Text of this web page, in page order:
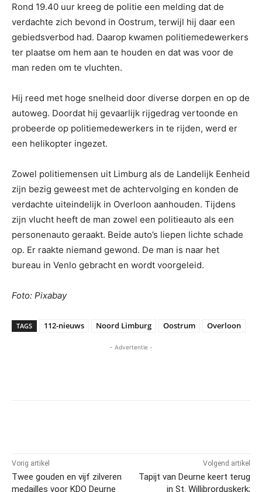
Rond 19.40 uur kreeg de politie een melding dat de
verdachte zich bevond in Oostrum, terwijl hij daar een
gebiedsverbod had. Daarop kwamen politiemedewerkers
ter plaatse om hem aan te houden en dat was voor de
man reden om te vluchten.
Hij reed met hoge snelheid door diverse dorpen en op de
autoweg. Doordat hij gevaarlijk rijgedrag vertoonde en
probeerde op politiemedewerkers in te rijden, werd er
een helikopter ingezet.
Zowel politiemensen uit Limburg als de Landelijk Eenheid
zijn bezig geweest met de achtervolging en konden de
verdachte uiteindelijk in Overloon aanhouden. Tijdens
zijn vlucht heeft de man zowel een politieauto als een
personenauto geraakt. Beide auto’s liepen lichte schade
op. Er raakte niemand gewond. De man is naar het
bureau in Venlo gebracht en wordt voorgeleid.
Foto: Pixabay
TAGS 112-nieuws Noord Limburg Oostrum Overloon
- Advertentie -
Vorig artikel
Twee gouden en vijf zilveren
medailles voor KDO Deurne
Volgend artikel
Tapijt van Deurne keert terug
in St. Willibrorduskerk;